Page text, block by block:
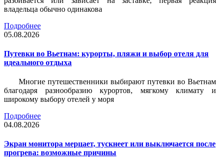
владельца обычно одинакова
Подробнее
05.08.2026
Путевки во Вьетнам: курорты, пляжи и выбор отеля для
идеального отдыха
Многие путешественники выбирают путевки во Вьетнам
благодаря разнообразию курортов, мягкому климату и
широкому выбору отелей у моря
Подробнее
04.08.2026
Экран монитора мерцает, тускнеет или выключается после
прогрева: возможные причины